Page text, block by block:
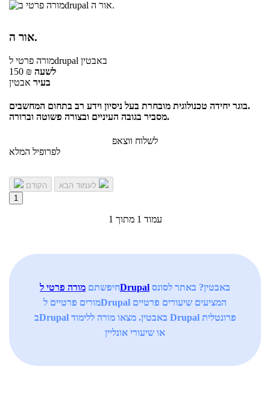
אור ה.
מורה פרטילdrupal באבטין
150 ₪ לשעה
בעיר אבטין
בוגר יחידה טכנולוגית מובחרת בעל ניסיון וידע רב בתחום המחשבים.
מסביר בגובה העיניים ובצורה פשוטה וברורה.
לשלוח ווצאפ
לפרופיל המלא
הקודם
1
עמוד 1 מתוך 1
חיפשתםמורה פרטי לDrupal
מורים פרטיים לDrupal המציעים שיעורים פרטיים
בDrupal באבטין. מצאו מורה ללימוד Drupal פרונטלית
או שיעורי אונליין